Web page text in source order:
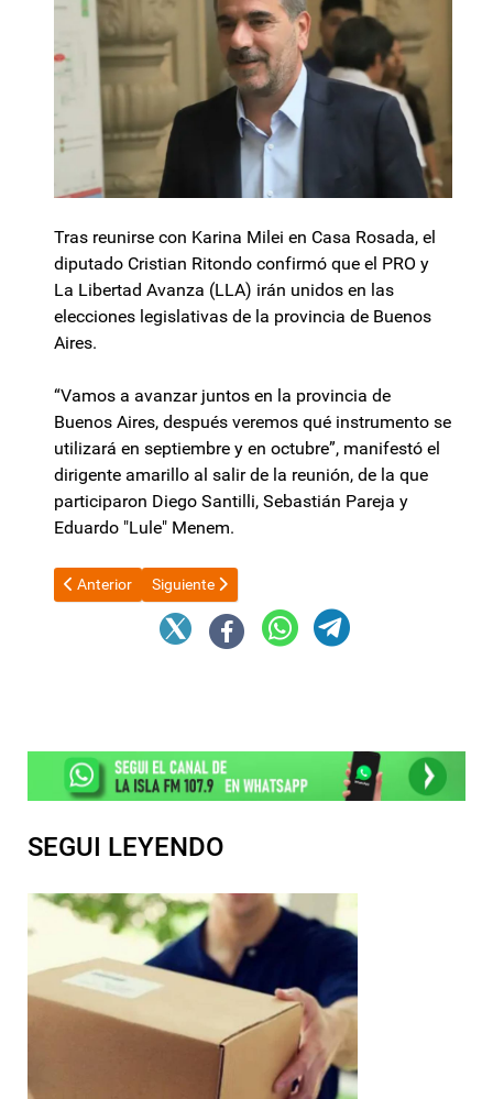
Tras reunirse con Karina Milei en Casa Rosada, el
diputado Cristian Ritondo confirmó que el PRO y
La Libertad Avanza (LLA) irán unidos en las
elecciones legislativas de la provincia de Buenos
Aires.
“Vamos a avanzar juntos en la provincia de
Buenos Aires, después veremos qué instrumento se
utilizará en septiembre y en octubre”, manifestó el
dirigente amarillo al salir de la reunión, de la que
participaron Diego Santilli, Sebastián Pareja y
Eduardo "Lule" Menem.
Artículo anterior: Bullrich presentó el Plan Guacurarí para
Anterior Artículo siguiente: Karina Milei se reunirá con
Siguiente
SEGUI LEYENDO